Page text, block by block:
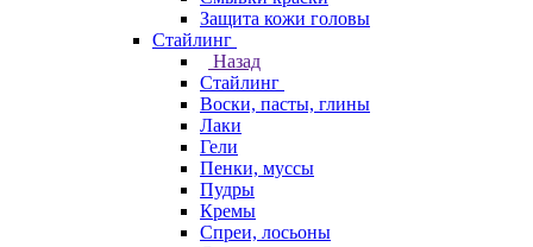
Защита кожи головы
Стайлинг
Назад
Стайлинг
Воски, пасты, глины
Лаки
Гели
Пенки, муссы
Пудры
Кремы
Спреи, лосьоны